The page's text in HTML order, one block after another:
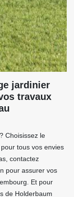
jardinier
travaux
Choisissez le
tous vos envies
contactez
pour assurer vos
Et pour
de Holderbaum